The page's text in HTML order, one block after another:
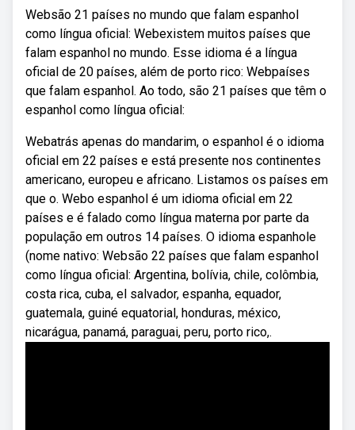
Websão 21 países no mundo que falam espanhol
como língua oficial: Webexistem muitos países que
falam espanhol no mundo. Esse idioma é a língua
oficial de 20 países, além de porto rico: Webpaíses
que falam espanhol. Ao todo, são 21 países que têm o
espanhol como língua oficial:
Webatrás apenas do mandarim, o espanhol é o idioma
oficial em 22 países e está presente nos continentes
americano, europeu e africano. Listamos os países em
que o. Webo espanhol é um idioma oficial em 22
países e é falado como língua materna por parte da
população em outros 14 países. O idioma espanhole
(nome nativo: Websão 22 países que falam espanhol
como língua oficial: Argentina, bolívia, chile, colômbia,
costa rica, cuba, el salvador, espanha, equador,
guatemala, guiné equatorial, honduras, méxico,
nicarágua, panamá, paraguai, peru, porto rico,.